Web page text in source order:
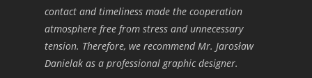
contact and timeliness made the cooperation
atmosphere free from stress and unnecessary
tension. Therefore, we recommend Mr. Jarosław
Danielak as a professional graphic designer.